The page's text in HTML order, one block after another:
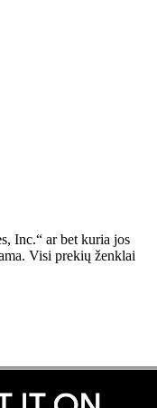
Inc.“ ar bet kuria jos
Visi prekių ženklai